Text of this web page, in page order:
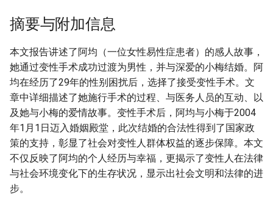
摘要与附加信息
本文报告讲述了阿均（一位女性易性症患者）的感人故事，
她通过变性手术成功过渡为男性，并与深爱的小梅结婚。阿
均在经历了29年的性别困扰后，选择了接受变性手术。文
章中详细描述了她施行手术的过程、与医务人员的互动、以
及她与小梅的爱情故事。变性手术后，阿均与小梅于2004
年1月1日迈入婚姻殿堂，此次结婚的合法性得到了国家政
策的支持，彰显了社会对变性人群体权益的逐步保障。本文
不仅反映了阿均的个人经历与幸福，更揭示了变性人在法律
与社会环境变化下的生存状况，显示出社会文明和法律的进
步。